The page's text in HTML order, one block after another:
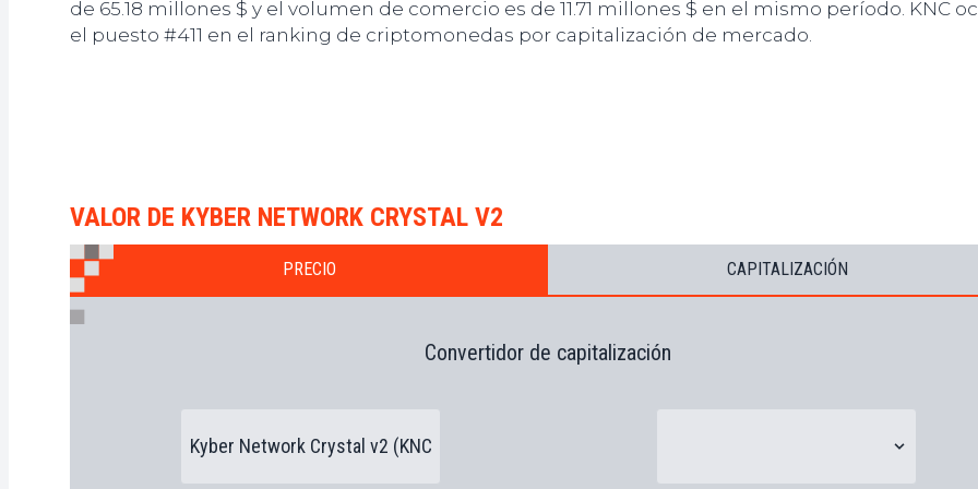
de 65.18 millones $ y el volumen de comercio es de 11.71 millones $ en el mismo período. KNC
el puesto #411 en el ranking de criptomonedas por capitalización de mercado.
VALOR DE KYBER NETWORK CRYSTAL V2
PRECIO CAPITALIZACIÓN
Convertidor de capitalización